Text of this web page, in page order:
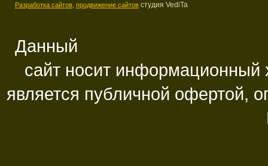
Разработка сайтов, продвижение сайтов студия VediTa
Данный
сайт носит информационный
является публичной офертой,